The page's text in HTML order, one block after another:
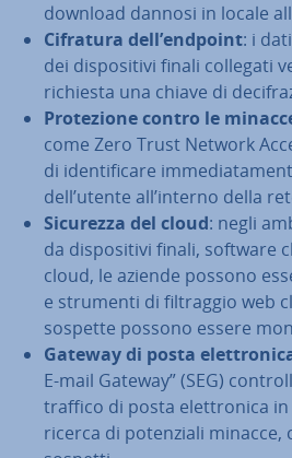
download dannosi in locale
Cifratura dell’endpoint: i
dei di­spo­si­ti­vi finali collegati
richiesta una chiave di
Pro­te­zio­ne contro le
come Zero Trust Network
di iden­ti­fi­ca­re
dell’utente all’interno della
Sicurezza del cloud: negli
da di­spo­si­ti­vi finali, software
cloud, le aziende possono
e strumenti di fil­trag­gio web
sospette possono essere
Gateway di posta
E-mail Gateway” (SEG)
traffico di posta elet­tro­ni­ca
ricerca di po­ten­zia­li minacce,